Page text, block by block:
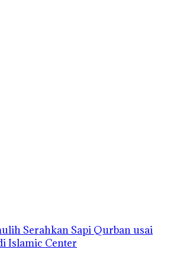
Serahkan Sapi Qurban usai
Islamic Center